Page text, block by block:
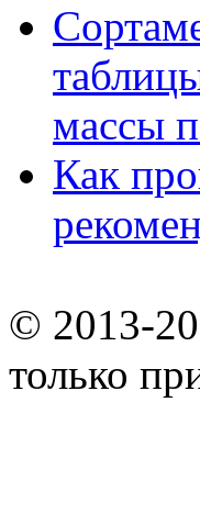
массы
Как
© 2013-
только